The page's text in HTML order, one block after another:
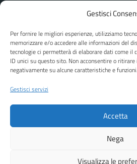
Gestisci
Per fornire le migliori esperienze, utilizziamo
memorizzare e/o accedere alle informazioni del
tecnologie ci permetterà di elaborare dati come il
ID unici su questo sito. Non acconsentire o
negativamente su alcune caratteristiche e funzioni.
Gestisci servizi
Accetta
Nega
Visualizza le
Facebook
Attuazione Misure PNRR
Piano di miglioramento del